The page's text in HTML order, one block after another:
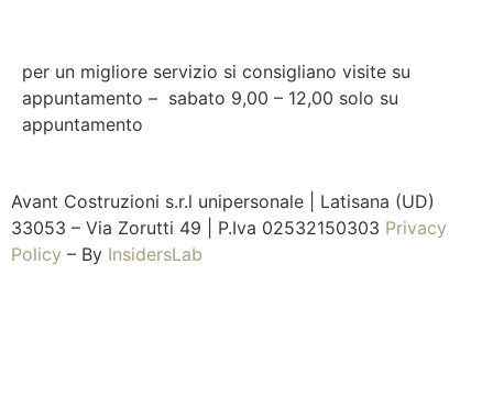
per un migliore servizio si consigliano visite su
appuntamento – sabato 9,00 – 12,00 solo su
appuntamento
Avant Costruzioni s.r.l unipersonale | Latisana (UD)
33053 – Via Zorutti 49 | P.Iva 02532150303 Privacy
Policy – By InsidersLab